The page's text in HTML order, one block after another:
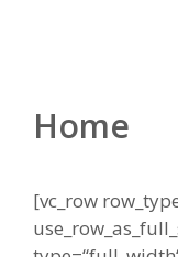
Home
[vc_row